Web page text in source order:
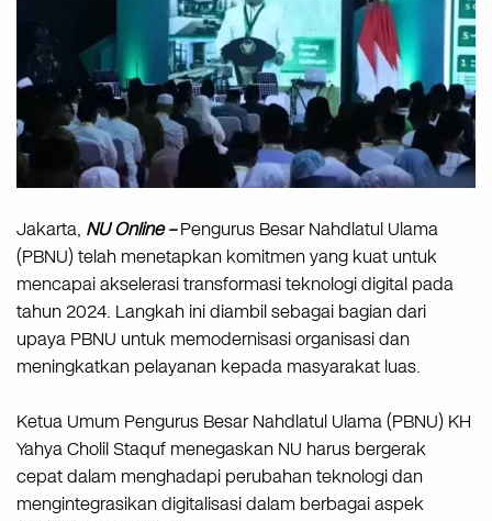
Jakarta, NU Online –Pengurus Besar Nahdlatul Ulama
(PBNU) telah menetapkan komitmen yang kuat untuk
mencapai akselerasi transformasi teknologi digital pada
tahun 2024. Langkah ini diambil sebagai bagian dari
upaya PBNU untuk memodernisasi organisasi dan
meningkatkan pelayanan kepada masyarakat luas.
Ketua Umum Pengurus Besar Nahdlatul Ulama (PBNU) KH
Yahya Cholil Staquf menegaskan NU harus bergerak
cepat dalam menghadapi perubahan teknologi dan
mengintegrasikan digitalisasi dalam berbagai aspek